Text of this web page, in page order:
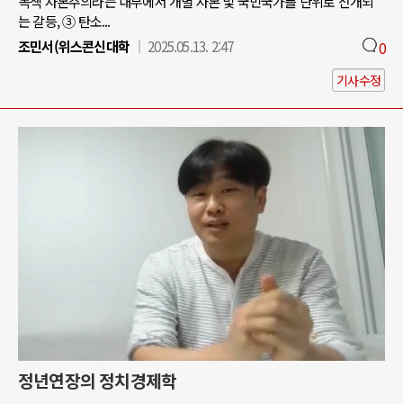
는 갈등, ③ 탄소...
조민서(위스콘신대학
2025.05.13. 2:47 0
기사수정
정년연장의 정치경제학